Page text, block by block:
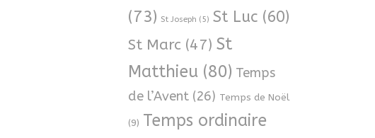
(73) St Joseph (5) St Luc(60)
St Marc (47) St
Matthieu(80) Temps
de l’Avent(26) Temps de Noël
(9) Temps ordinaire